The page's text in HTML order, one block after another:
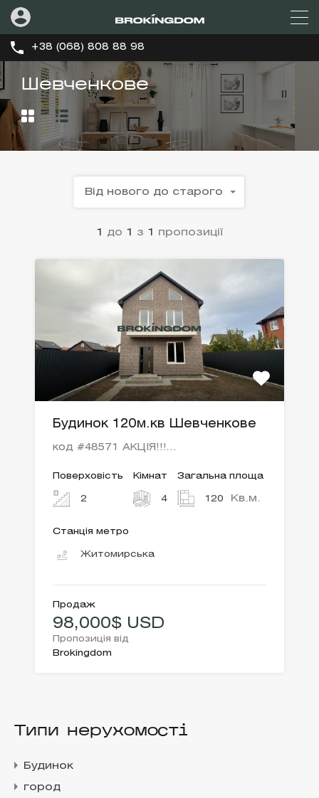
+38 (068) 808 88 98
Шевченкове
1 до 1 з 1 пропозиції
Від нового до старого
Будинок 120м.кв Шевченкове
код #48571 АКЦІЯ!!!…
Поверховість
2
Кімнат
4
Загальна площа
120 Кв.м.
Станція метро
Житомирська
Продаж
98,000$ USD
Пропозиція від
Brokingdom
Типи нерухомості
Будинок
город